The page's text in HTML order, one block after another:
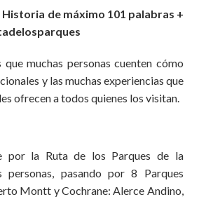
Historia de máximo 101 palabras +
que muchas personas cuenten cómo
y las muchas experiencias que
ofrecen a todos quienes los visitan.
por la Ruta de los Parques de la
personas, pasando por 8 Parques
Montt y Cochrane: Alerce Andino,